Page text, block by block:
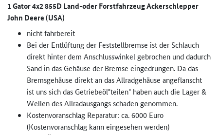
1 Gator 4x2 855D Land-oder Forstfahrzeug Ackerschlepper
John Deere (USA)
nicht fahrbereit
Bei der Entlüftung der Feststellbremse ist der Schlauch
direkt hinter dem Anschlusswinkel gebrochen und dadurch
Sand in das Gehäuse der Bremse eingedrungen. Da das
Bremsgehäuse direkt an das Allradgehäuse angeflanscht
ist uns sich das Getriebeöl"teilen" haben auch die Lager &
Wellen des Allradausgangs schaden genommen.
Kostenvoranschlag Reparatur: ca. 6000 Euro
(Kostenvoranschlag kann eingesehen werden)